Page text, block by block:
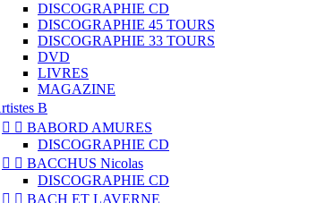
DISCOGRAPHIE CD
DISCOGRAPHIE 45 TOURS
DISCOGRAPHIE 33 TOURS
DVD
LIVRES
MAGAZINE
B
  BABORD AMURES
DISCOGRAPHIE CD
  BACCHUS Nicolas
DISCOGRAPHIE CD
  BACH ET LAVERNE